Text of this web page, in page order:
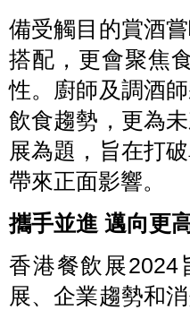
備受觸目的賞酒
搭配，更會聚焦
性。廚師及調酒
飲食趨勢，更為
展為題，旨在打
帶來正面影響。
攜手並進 邁向更
香港餐飲展2024
展、企業趨勢和